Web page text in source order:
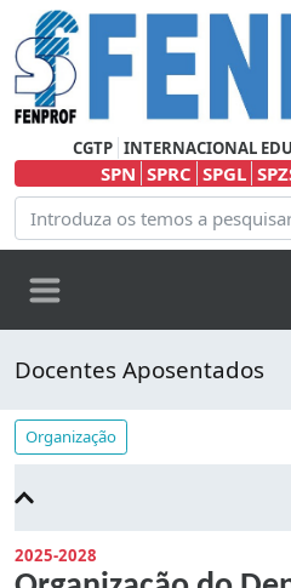
CGTP INTERNACIONAL
SPN SPRC SPGL
Docentes Aposentados
Organização
2025-2028